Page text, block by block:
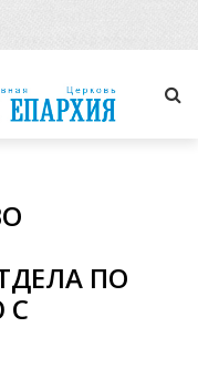
ПО
С